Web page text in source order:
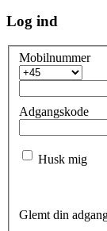
Log ind
Mobilnummer
Adgangskode
Husk mig
Glemt din